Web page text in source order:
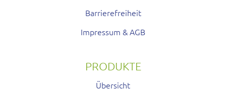
Barrierefreiheit
Impressum & AGB
PRODUKTE
Übersicht